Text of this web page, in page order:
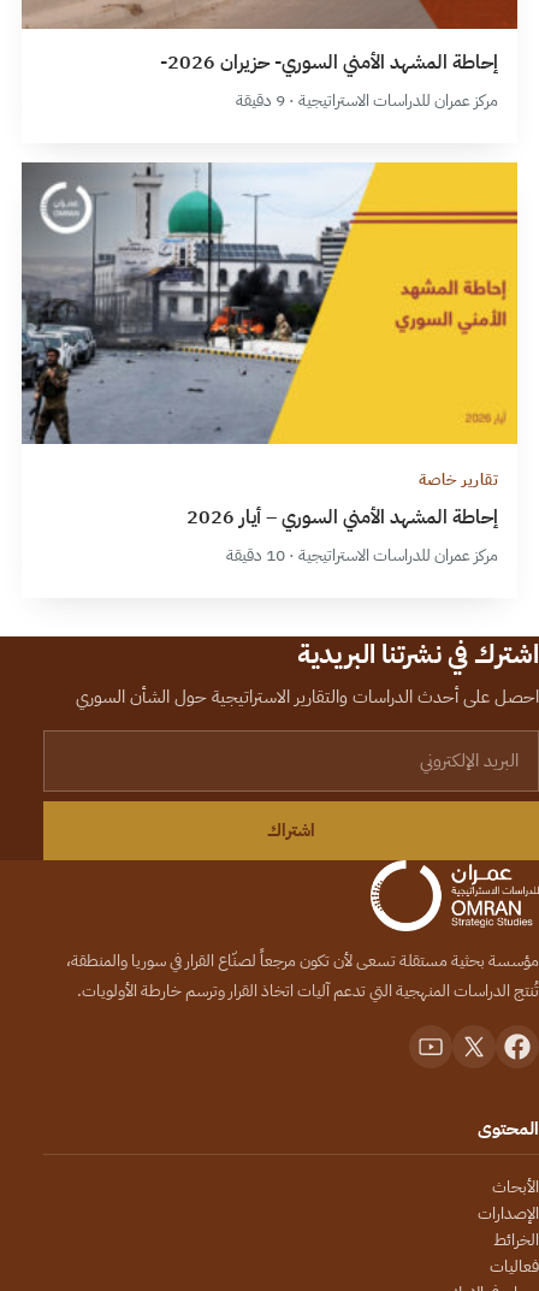
إحاطة المشهد الأمني السوري- حزيران 2026-
مركز عمران للدراسات الاستراتيجية · 9 دقيقة
تقارير خاصة
إحاطة المشهد الأمني السوري – أيار 2026
مركز عمران للدراسات الاستراتيجية · 10 دقيقة
اشترك في نشرتنا البريدية
احصل على أحدث الدراسات والتقارير الاستراتيجية حول الشأن السوري
اشتراك
مؤسسة بحثية مستقلة تسعى لأن تكون مرجعاً لصنّاع القرار في سوريا والمنطقة،
تُنتج الدراسات المنهجية التي تدعم آليات اتخاذ القرار وترسم خارطة الأولويات.
المحتوى
الأبحاث
الإصدارات
الخرائط
فعاليات